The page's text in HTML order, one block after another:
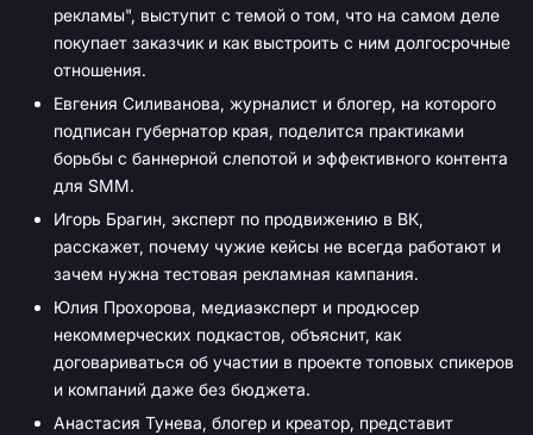
рекламы", выступит с темой о том, что на самом деле
покупает заказчик и как выстроить с ним долгосрочные
отношения.
Евгения Силиванова, журналист и блогер, на которого
подписан губернатор края, поделится практиками
борьбы с баннерной слепотой и эффективного контента
для SMM.
Игорь Брагин, эксперт по продвижению в ВК,
расскажет, почему чужие кейсы не всегда работают и
зачем нужна тестовая рекламная кампания.
Юлия Прохорова, медиаэксперт и продюсер
некоммерческих подкастов, объяснит, как
договариваться об участии в проекте топовых спикеров
и компаний даже без бюджета.
Анастасия Тунева, блогер и креатор, представит